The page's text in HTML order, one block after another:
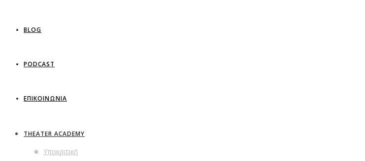
BLOG
PODCAST
ΕΠΙΚΟΙΝΩΝΙΑ
THEATER ACADEMY
Υποκριτική